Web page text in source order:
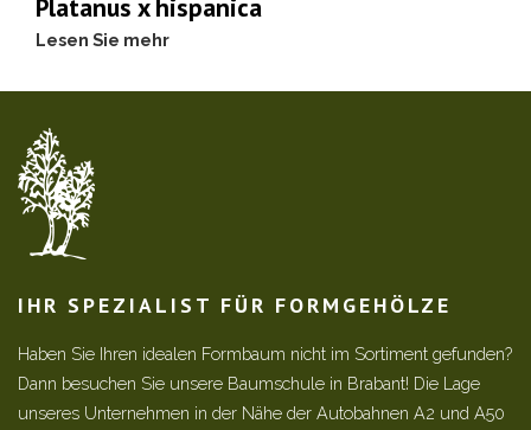
Lesen Sie mehr
IHR SPEZIALIST FÜR FORMGEHÖLZE
Haben Sie Ihren idealen Formbaum nicht im Sortiment gefunden?
Dann besuchen Sie unsere Baumschule in Brabant! Die Lage
unseres Unternehmen in der Nähe der Autobahnen A2 und A50